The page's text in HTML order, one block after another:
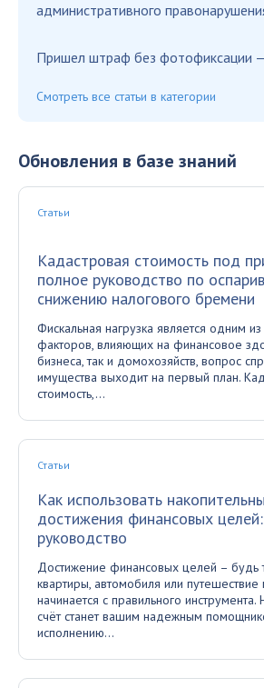
административного
Пришел штраф без фотофиксации
Смотреть все статьи в категории
Обновления в базе знаний
Статьи
Кадастровая стоимость под
полное руководство по
снижению налогового бремени
Фискальная нагрузка является одним
факторов, влияющих на финансовое
бизнеса, так и домохозяйств, вопрос
имущества выходит на первый план.
стоимость,...
Статьи
Как использовать
достижения финансовых
руководство
Достижение финансовых целей – будь
квартиры, автомобиля или
начинается с правильного инструмента.
счёт станет вашим надежным
исполнению...